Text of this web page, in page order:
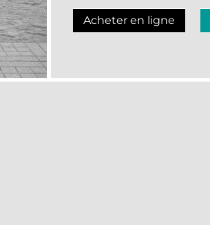
Acheter en ligne